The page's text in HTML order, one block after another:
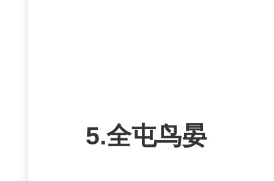
5.全屯鸟晏